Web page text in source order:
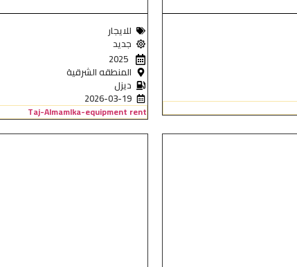
للايجار
جديد
2025
المنطقه الشرقية
ديزل
2026-03-19
Taj-Almamlka-equipment rent